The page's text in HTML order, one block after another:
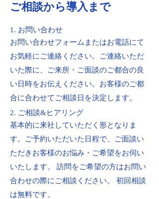
ご相談から導入まで
1. お問い合わせ
お問い合わせフォームまたはお電話にて
お気軽にご連絡ください。ご連絡いただ
いた際に、ご来所・ご面談のご都合の良
い日時をお伝えください。お客様のご都
合に合わせてご相談日を決定します。
2. ご相談&ヒアリング
基本的に来社していただく形となりま
す。ご予約いただいた日程で、ご面談い
ただきお客様のお悩み・ご希望をお伺い
いたします。 訪問をご希望の方はお問い
合わせの際にご相談ください。 初回相談
は無料です。